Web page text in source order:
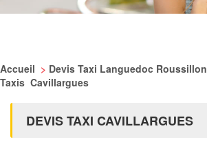
Accueil > Devis Taxi Languedoc Roussillon
Taxis Cavillargues
DEVIS TAXI CAVILLARGUES